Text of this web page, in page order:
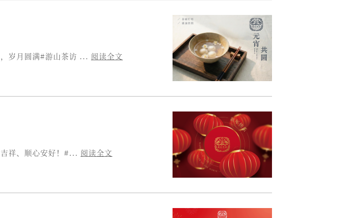
岁月圆满#游山茶访 ... 阅读全文
祥、顺心安好！#... 阅读全文